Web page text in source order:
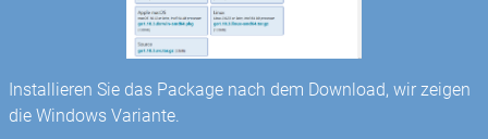
Installieren Sie das Package nach dem Download, wir zeigen
die Windows Variante.